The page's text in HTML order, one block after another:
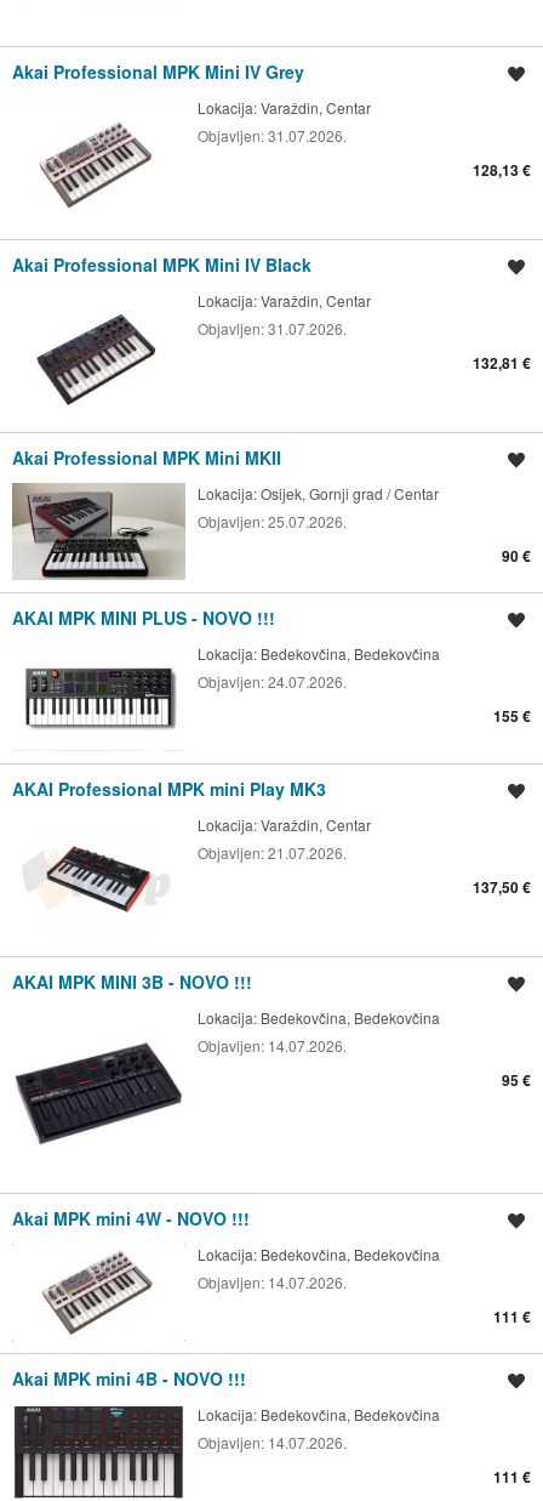
Akai Professional MPK Mini IV Grey
Lokacija:Varaždin, Centar
Objavljen:31.07.2026.
128,13 €
Akai Professional MPK Mini IV Black
Lokacija:Varaždin, Centar
Objavljen:31.07.2026.
132,81 €
Akai Professional MPK Mini MKII
Lokacija:Osijek, Gornji grad / Centar
Objavljen:25.07.2026.
90 €
AKAI MPK MINI PLUS - NOVO !!!
Lokacija: Bedekovčina, Bedekovčina
Objavljen:24.07.2026.
155 €
AKAI Professional MPK mini Play MK3
Lokacija:Varaždin, Centar
Objavljen:21.07.2026.
137,50 €
AKAI MPK MINI 3B - NOVO !!!
Lokacija: Bedekovčina, Bedekovčina
Objavljen: 14.07.2026.
95 €
Akai MPK mini 4W - NOVO !!!
Lokacija: Bedekovčina, Bedekovčina
Objavljen: 14.07.2026.
111 €
Akai MPK mini 4B - NOVO !!!
Lokacija: Bedekovčina, Bedekovčina
Objavljen: 14.07.2026.
111 €